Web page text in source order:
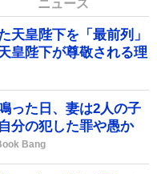
ニュース
天皇陛下を「最前列」
皇陛下が尊敬される理
った日、妻は2人の子
分の犯した罪や愚か
Bang